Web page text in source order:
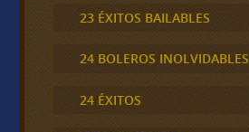
23 ÉXITOS BAILABLES
24 BOLEROS INOLVIDABLES
24 ÉXITOS